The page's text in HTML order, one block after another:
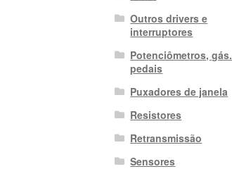
Outros drivers e
interruptores
Potenciômetros, gás.
pedais
Puxadores de janela
Resistores
Retransmissão
Sensores